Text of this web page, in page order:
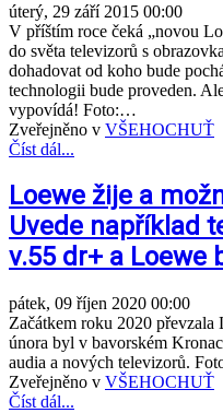
úterý, 29 září 2015 00:00
V příštím roce čeká „novou
do světa televizorů s
dohadovat od koho bude
technologii bude proveden.
vypovídá! Foto:…
Zveřejněno v VŠEHOCHUŤ
Číst dál...
Loewe žije a
Uvede například
v.55 dr+ a Loewe
pátek, 09 říjen 2020 00:00
Začátkem roku 2020 převzala
února byl v bavorském
audia a nových televizorů.
Zveřejněno v VŠEHOCHUŤ
Číst dál...